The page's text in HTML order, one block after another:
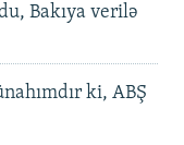
Bakıya verilə
ki, ABŞ